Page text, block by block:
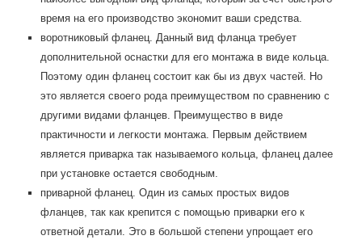
время на его производство экономит ваши средства.
воротниковый фланец. Данный вид фланца требует
дополнительной оснастки для его монтажа в виде кольца.
Поэтому один фланец состоит как бы из двух частей. Но
это является своего рода преимуществом по сравнению с
другими видами фланцев. Преимущество в виде
практичности и легкости монтажа. Первым действием
является приварка так называемого кольца, фланец далее
при установке остается свободным.
приварной фланец. Один из самых простых видов
фланцев, так как крепится с помощью приварки его к
ответной детали. Это в большой степени упрощает его